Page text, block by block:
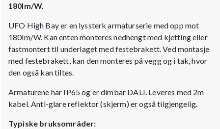
180lm/W.
UFO High Bay er en lyssterk armaturserie med opp mot
180lm/W. Kan enten monteres nedhengt med kjetting eller
fastmontert til underlaget med festebrakett. Ved montasje
med festebrakett, kan den monteres på vegg og i tak, hvor
den også kan tiltes.
Armaturene har IP65 og er dimbar DALI. Leveres med 2m
kabel. Anti-glare reflektor (skjerm) er også tilgjengelig.
Typiske bruksområder: